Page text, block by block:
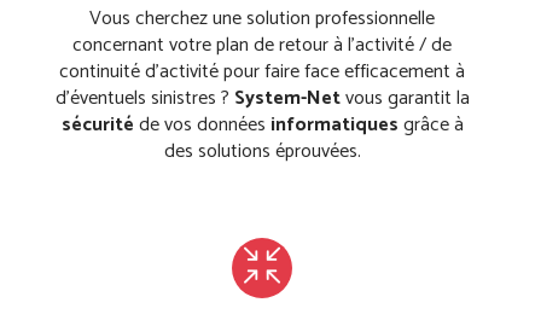
Vous cherchez une solution professionnelle
concernant votre plan de retour à l’activité / de
continuité d’activité pour faire face efficacement à
d’éventuels sinistres ? System-Netvous garantit la
sécuritéde vos données informatiquesgrâce à
des solutions éprouvées.